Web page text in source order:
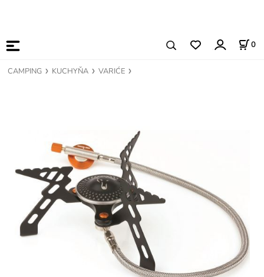
0
CAMPING KUCHYŇA VARIĆE